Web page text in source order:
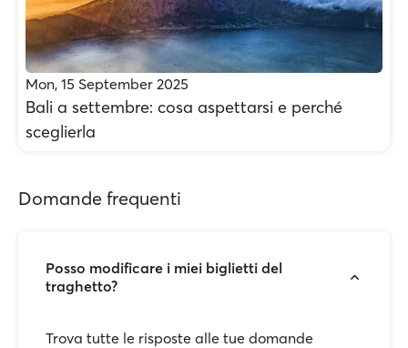
Mon, 15 September 2025
Bali a settembre: cosa aspettarsi e perché
sceglierla
Domande frequenti
Posso modificare i miei biglietti del
traghetto?
Trova tutte le risposte alle tue domande